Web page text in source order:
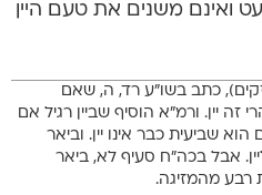
ואינם משנים את טעם היין
כתב בשו”ע רד, ה, שאם
יין. ורמ”א הוסיף שביין רגיל אם
שביעית כבר אינו יין. וביאר
אבל בכה”ח סעיף לא, ביאר
רבע מהמזיגה.